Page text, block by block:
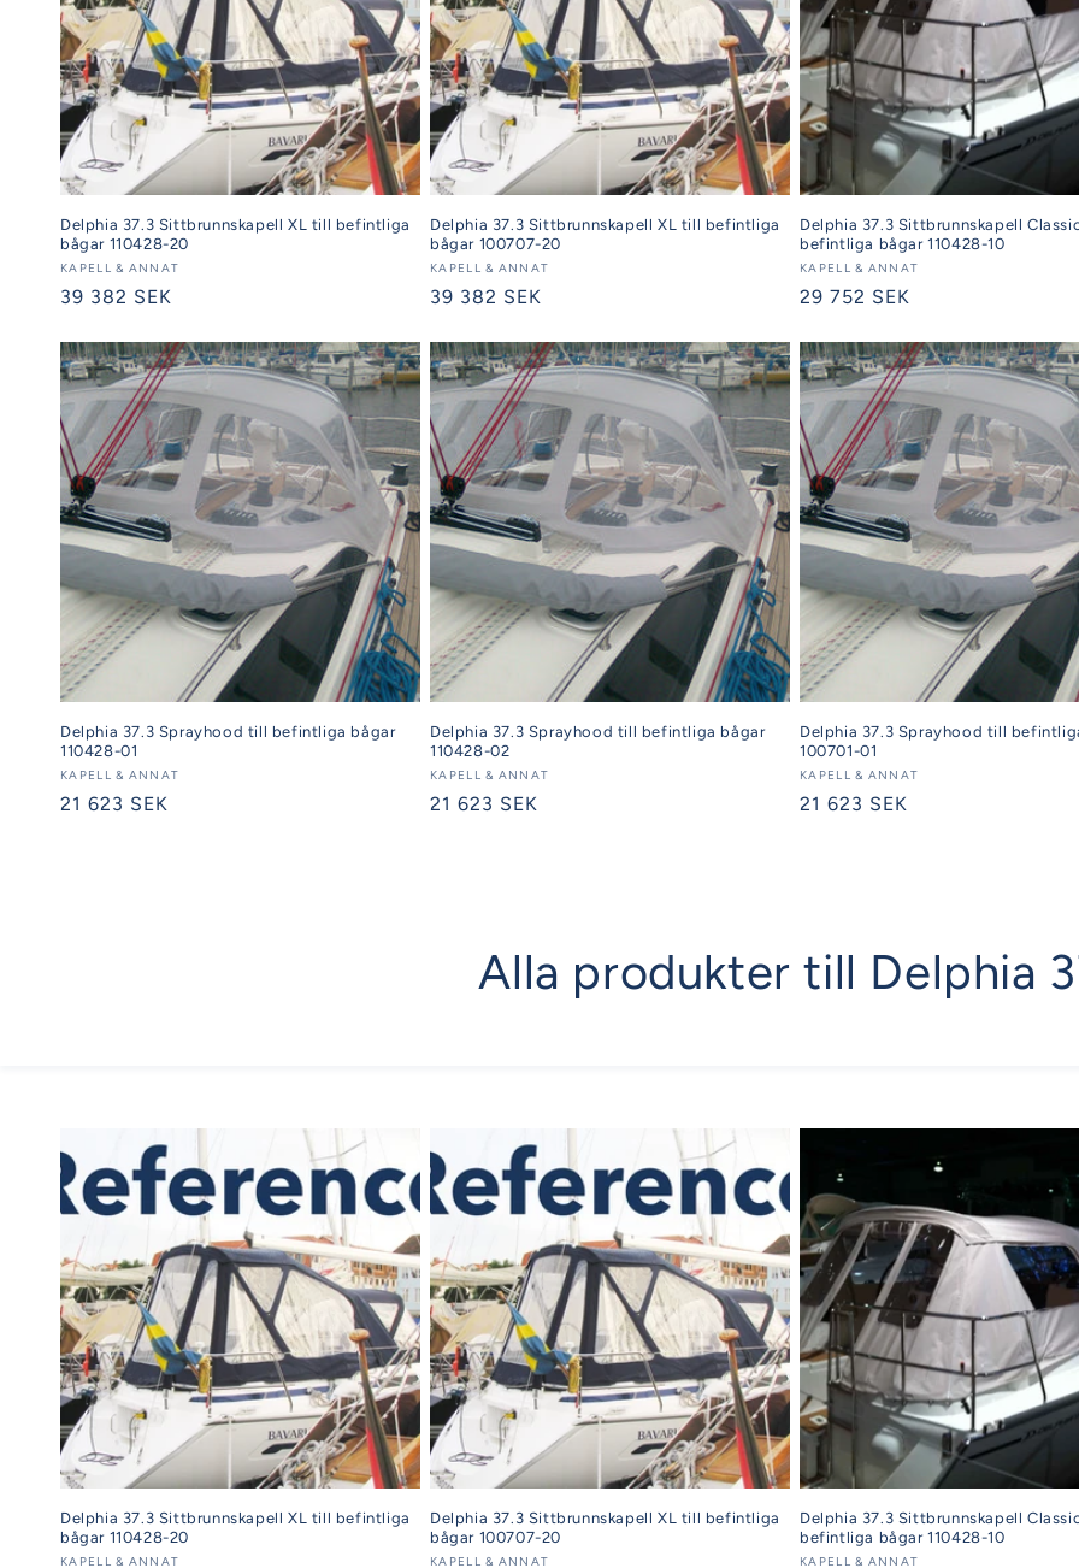
Delphia 37.3 Sittbrunnskapell XL till befintliga
bågar 110428-20
Säljare:
KAPELL & ANNAT
Ordinarie
39 382 SEK
Delphia 37.3 Sittbrunnskapell XL till befintliga
bågar 100707-20
Säljare:
KAPELL & ANNAT
Ordinarie
39 382 SEK
Delphia 37.3 Sittbrunnskapell
befintliga bågar 110428-10
Säljare:
KAPELL & ANNAT
Ordinarie
29 752 SEK
Delphia 37.3 Sprayhood till befintliga bågar
110428-01
Säljare:
KAPELL & ANNAT
Ordinarie
21 623 SEK
Delphia 37.3 Sprayhood till befintliga bågar
110428-02
Säljare:
KAPELL & ANNAT
Ordinarie
21 623 SEK
Delphia 37.3 Sprayhood till
100701-01
Säljare:
KAPELL & ANNAT
Ordinarie
21 623 SEK
Alla produkter till Delphia
Delphia 37.3 Sittbrunnskapell XL till befintliga
bågar 110428-20
KAPELL & ANNAT
Delphia 37.3 Sittbrunnskapell XL till befintliga
bågar 100707-20
KAPELL & ANNAT
Delphia 37.3 Sittbrunnskapell
befintliga bågar 110428-10
KAPELL & ANNAT